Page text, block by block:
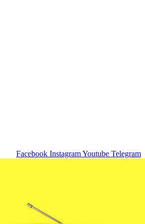
Facebook InstagramYoutube Telegram